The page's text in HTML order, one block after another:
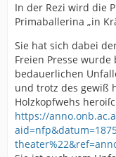
In der Rezi wird die
Primaballerina „in
Sie hat sich dabei
Freien Presse wurde
bedauerlichen
und trotz des gewiß
Holzkopfwehs
https://